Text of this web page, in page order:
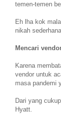
temen-temen
Eh lha kok
nikah
Mencari
Karena
vendor untuk
masa pandemi
Dari yang
Hyatt.